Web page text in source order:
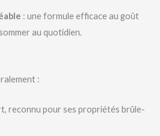
: une formule efficace au goût
au quotidien.
:
reconnu pour ses propriétés brûle-